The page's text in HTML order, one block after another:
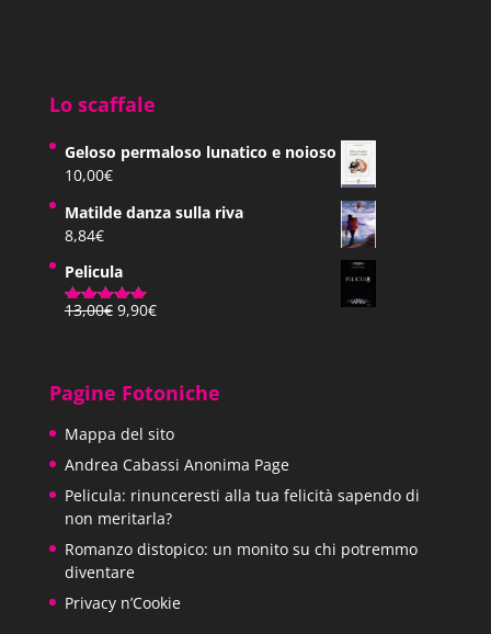
Pos. 3643-49
L’Homo gestalt; una ragazza, due negre con
parola, un idiota mongoloide e un uomo con
fisica? L’Homo sapiens è comparso
inerme; aveva soltanto la materia grigia del
era diverso dagli animali che lo generarono.
a oggi, ha sempre provato la brama di
ucciso senza pentimento; se è forte, prende,
Lo scaffale
Geloso permaloso lunatico e noioso
10,00€
Matilde danza sulla riva
8,84€
Pelicula
Valutato
13,00€ Il
13,00€.
9,90€Il
9,90€.
Pagine Fotoniche
Mappa del sito
Andrea Cabassi Anonima Page
Pelicula: rinunceresti alla tua felicità sapendo di
non meritarla?
Romanzo distopico: un monito su chi potremmo
diventare
Privacy n’Cookie